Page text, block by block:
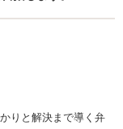
りと解決まで導く弁